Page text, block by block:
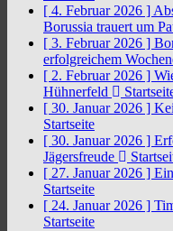
[ 4. Februar 2026 ]
Borussia trauert um
[ 3. Februar 2026 ]
erfolgreichem
[ 2. Februar 2026 ]
Hühnerfeld
[ 30. Januar 2026 ]
Startseite
[ 30. Januar 2026 ]
Jägersfreude
[ 27. Januar 2026 ]
Startseite
[ 24. Januar 2026 ]
Startseite